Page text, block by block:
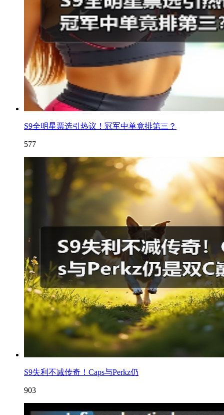
S9全明星票选引热议！冠军中单竟排第三？
577
S9失利不减传奇！Caps与Perkz仍
903